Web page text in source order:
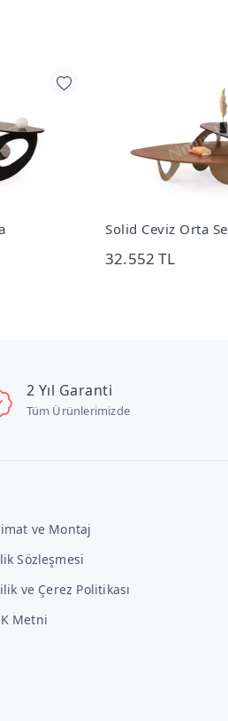
Solid Ceviz Orta Sehpa
2 Yıl Garanti
Tüm Ürünlerimizde
ve Montaj
Sözleşmesi
ve Çerez Politikası
Metni